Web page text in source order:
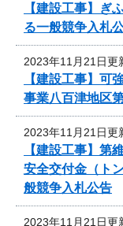
【建設工事】ぎ
る一般競争入札
2023年11月21日更
【建設工事】可
事業八百津地区
2023年11月21日更
【建設工事】
安全交付金（ト
般競争入札公告
2023年11月21日更